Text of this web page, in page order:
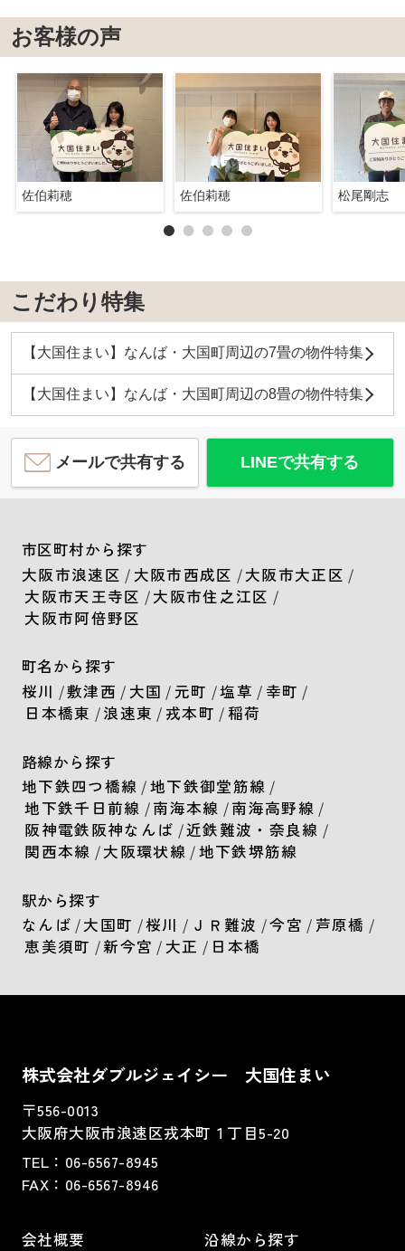
お客様の声
佐伯莉穂 佐伯莉穂 松尾剛志
こだわり特集
【大国住まい】なんば・大国町周辺の7畳の物件特集
【大国住まい】なんば・大国町周辺の8畳の物件特集
メールで共有する LINEで共有する
市区町村から探す
大阪市浪速区 / 大阪市西成区 /大阪市大正区 /
大阪市天王寺区 /大阪市住之江区 /
大阪市阿倍野区
町名から探す
桜川 /敷津西 / 大国 / 元町 /塩草 / 幸町 /
日本橋東 /浪速東 / 戎本町 /稲荷
路線から探す
地下鉄四つ橋線 /地下鉄御堂筋線 /
地下鉄千日前線 /南海本線 /南海高野線 /
阪神電鉄阪神なんば /近鉄難波・奈良線 /
関西本線 /大阪環状線 /地下鉄堺筋線
駅から探す
なんば /大国町 /桜川 / ＪＲ難波 /今宮 / 芦原橋 /
恵美須町 /新今宮 / 大正 / 日本橋
株式会社ダブルジェイシー 大国住まい
〒556-0013
大阪府大阪市浪速区戎本町１丁目5-20
TEL： 06-6567-8945
FAX：06-6567-8946
会社概要
沿線から探す